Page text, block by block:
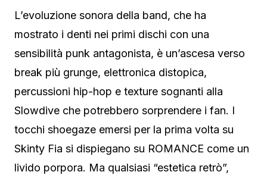
L’evoluzione sonora della band, che ha
mostrato i denti nei primi dischi con una
sensibilità punk antagonista, è un’ascesa verso
break più grunge, elettronica distopica,
percussioni hip-hop e texture sognanti alla
Slowdive che potrebbero sorprendere i fan. I
tocchi shoegaze emersi per la prima volta su
Skinty Fia si dispiegano su ROMANCE come un
livido porpora. Ma qualsiasi “estetica retrò”,